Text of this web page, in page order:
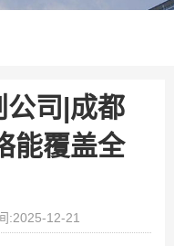
公司|成都
能覆盖全
:2025-12-21